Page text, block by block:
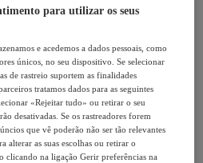
para utilizar os seus
e acedemos a dados pessoais, como
únicos, no seu dispositivo. Se selecionar
de rastreio suportem as finalidades
tratamos dados para as seguintes
«Rejeitar tudo» ou retirar o seu
desativadas. Se os rastreadores forem
que vê poderão não ser tão relevantes
alterar as suas escolhas ou retirar o
clicando na ligação Gerir preferências na